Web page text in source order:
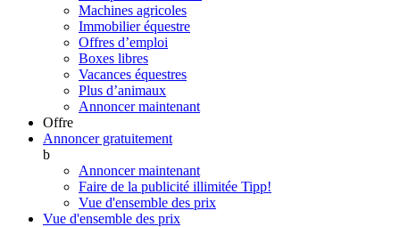
Machines agricoles
Immobilier équestre
Offres d’emploi
Boxes libres
Vacances équestres
Plus d’animaux
Annoncer maintenant
Offre
Annoncer gratuitement
b
Annoncer maintenant
Faire de la publicité illimitée Tipp!
Vue d'ensemble des prix
Vue d'ensemble des prix